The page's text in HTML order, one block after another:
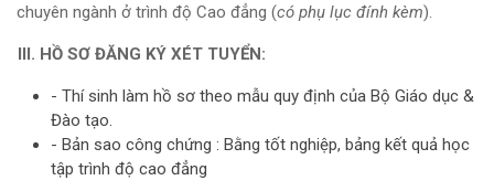
chuyên ngành ở trình độ Cao đẳng (có phụ lục đính kèm).
III. HỒ SƠ ĐĂNG KÝ XÉT TUYỂN:
- Thí sinh làm hồ sơ theo mẫu quy định của Bộ Giáo dục &
Đào tạo.
- Bản sao công chứng : Bằng tốt nghiệp, bảng kết quả học
tập trình độ cao đẳng